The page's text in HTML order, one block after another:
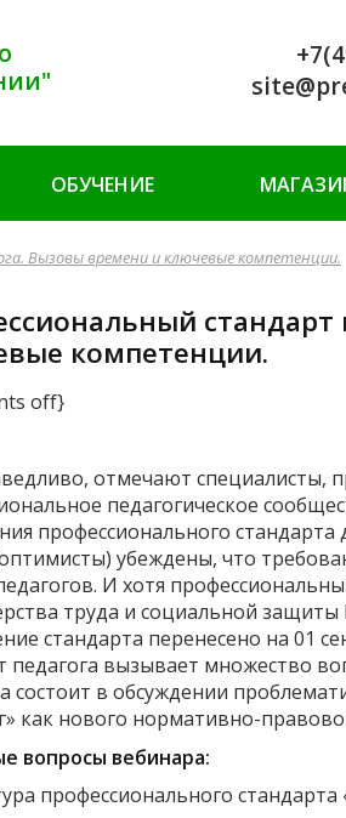
ОБУЧЕНИЕ
Вызовы времени и ключевые компетенции.
компетенции.
off}
отмечают специалисты,
педагогическое
профессионального
убеждены, что
И хотя
труда и социальной
стандарта перенесено на 01
педагога вызывает множество
состоит в обсуждении
как нового нормативно-
вопросы вебинара:
профессионального стандарта